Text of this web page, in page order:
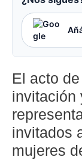
El acto
invitación
invitados
mujeres